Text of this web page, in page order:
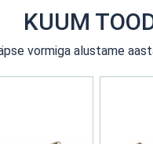
KUUM
vormiga alustame